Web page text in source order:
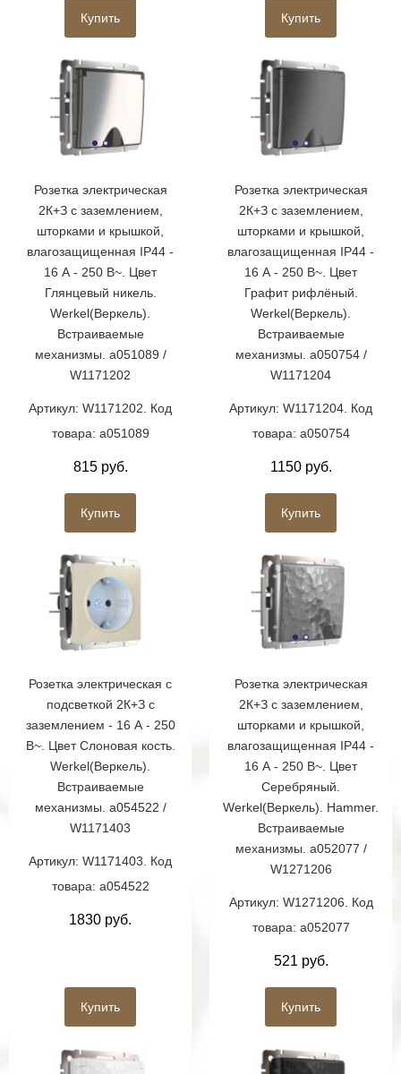
Купить Купить
Розетка электрическая
2К+З с заземлением,
шторками и крышкой,
влагозащищенная IP44 -
16 А - 250 В~. Цвет
Глянцевый никель.
Werkel(Веркель).
Встраиваемые
механизмы. a051089 /
W1171202
Артикул: W1171202. Код
товара: a051089
815 руб.
Купить
Розетка электрическая
2К+З с заземлением,
шторками и крышкой,
влагозащищенная IP44 -
16 А - 250 В~. Цвет
Графит рифлёный.
Werkel(Веркель).
Встраиваемые
механизмы. a050754 /
W1171204
Артикул: W1171204. Код
товара: a050754
1150 руб.
Купить
Розетка электрическая с
подсветкой 2К+З с
заземлением - 16 А - 250
В~. Цвет Слоновая кость.
Werkel(Веркель).
Встраиваемые
механизмы. a054522 /
W1171403
Артикул: W1171403. Код
товара: a054522
1830 руб.
Купить
Розетка электрическая
2К+З с заземлением,
шторками и крышкой,
влагозащищенная IP44 -
16 А - 250 В~. Цвет
Серебряный.
Werkel(Веркель). Hammer.
Встраиваемые
механизмы. a052077 /
W1271206
Артикул: W1271206. Код
товара: a052077
521 руб.
Купить